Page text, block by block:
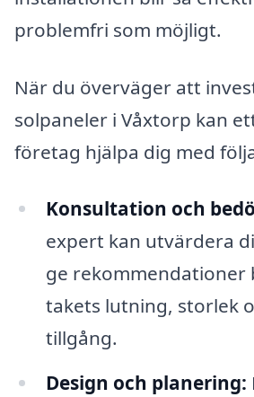
problemfri som möjligt.
När du överväger att
solpaneler i Våxtorp kan
företag hjälpa dig med
Konsultation och
expert kan utvärdera
ge rekommendationer
takets lutning, storlek
tillgång.
Design och planering: